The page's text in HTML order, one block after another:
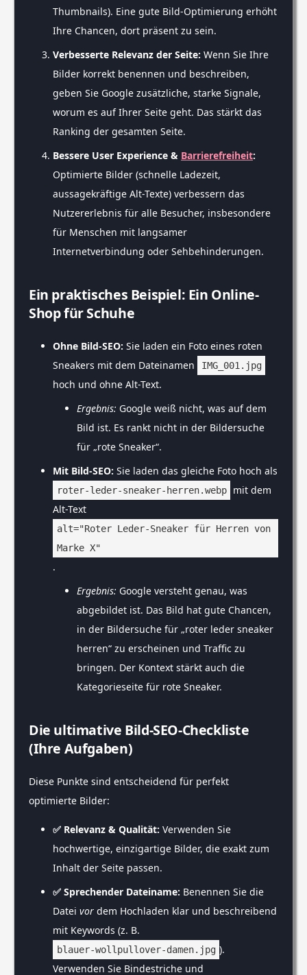
Thumbnails). Eine gute Bild-Optimierung erhöht
Ihre Chancen, dort präsent zu sein.
Verbesserte Relevanz der Seite: Wenn Sie Ihre
Bilder korrekt benennen und beschreiben,
geben Sie Google zusätzliche, starke Signale,
worum es auf Ihrer Seite geht. Das stärkt das
Ranking der gesamten Seite.
Bessere User Experience & Barrierefreiheit:
Optimierte Bilder (schnelle Ladezeit,
aussagekräftige Alt-Texte) verbessern das
Nutzererlebnis für alle Besucher, insbesondere
für Menschen mit langsamer
Internetverbindung oder Sehbehinderungen.
Ein praktisches Beispiel: Ein Online-
Shop für Schuhe
Ohne Bild-SEO: Sie laden ein Foto eines roten
Sneakers mit dem Dateinamen
IMG_001.jpg
hoch und ohne Alt-Text.
Ergebnis: Google weiß nicht, was auf dem
Bild ist. Es rankt nicht in der Bildersuche
für „rote Sneaker“.
Mit Bild-SEO: Sie laden das gleiche Foto hoch als
roter-leder-sneaker-herren.webp
mit dem
Alt-Text
alt="Roter Leder-Sneaker für Herren von
Marke X"
.
Ergebnis: Google versteht genau, was
abgebildet ist. Das Bild hat gute Chancen,
in der Bildersuche für „roter leder sneaker
herren“ zu erscheinen und Traffic zu
bringen. Der Kontext stärkt auch die
Kategorieseite für rote Sneaker.
Die ultimative Bild-SEO-Checkliste
(Ihre Aufgaben)
Diese Punkte sind entscheidend für perfekt
optimierte Bilder:
✅ Relevanz & Qualität: Verwenden Sie
hochwertige, einzigartige Bilder, die exakt zum
Inhalt der Seite passen.
✅ Sprechender Dateiname: Benennen Sie die
Datei vor dem Hochladen klar und beschreibend
mit Keywords (z. B.
blauer-wollpullover-damen.jpg ).
Verwenden Sie Bindestriche und